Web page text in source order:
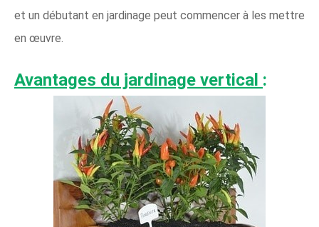
et un débutant en jardinage peut commencer à les mettre
en œuvre.
Avantages du jardinage vertical :